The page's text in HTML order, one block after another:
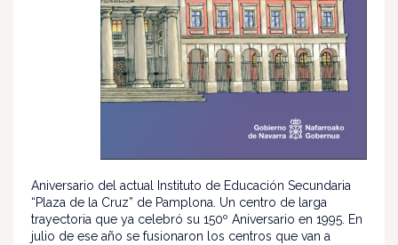
Aniversario del actual Instituto de Educación Secundaria
“Plaza de la Cruz” de Pamplona. Un centro de larga
trayectoria que ya celebró su 150º Aniversario en 1995. En
julio de ese año se fusionaron los centros que van a